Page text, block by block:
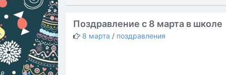
Поздравление с 8 марта в школе
8 марта / поздравления